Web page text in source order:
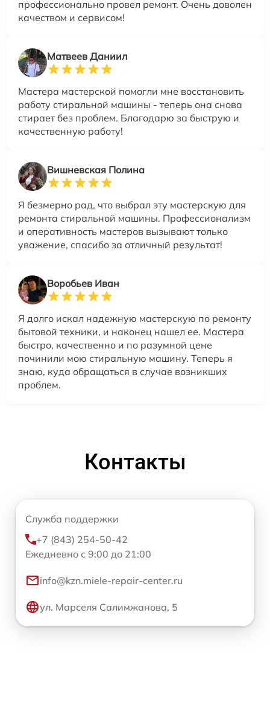
профессионально провел ремонт. Очень доволен
качеством и сервисом!
Матвеев Даниил
Мастера мастерской помогли мне восстановить
работу стиральной машины - теперь она снова
стирает без проблем. Благодарю за быструю и
качественную работу!
Вишневская Полина
Я безмерно рад, что выбрал эту мастерскую для
ремонта стиральной машины. Профессионализм
и оперативность мастеров вызывают только
уважение, спасибо за отличный результат!
Воробьев Иван
Я долго искал надежную мастерскую по ремонту
бытовой техники, и наконец нашел ее. Мастера
быстро, качественно и по разумной цене
починили мою стиральную машину. Теперь я
знаю, куда обращаться в случае возникших
проблем.
Контакты
Служба поддержки
+7 (843) 254-50-42
Ежедневно с 9:00 до 21:00
info@kzn.miele-repair-center.ru
ул. Марселя Салимжанова, 5